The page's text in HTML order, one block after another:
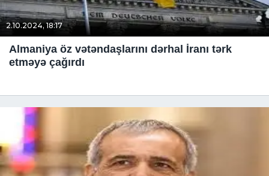
2.10.2024, 18:17
Almaniya öz vətəndaşlarını dərhal İranı tərk
etməyə çağırdı